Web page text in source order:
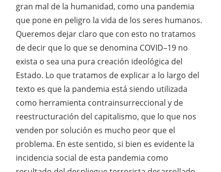
gran mal de la humanidad, como una pandemia
que pone en peligro la vida de los seres humanos.
Queremos dejar claro que con esto no tratamos
de decir que lo que se denomina COVID–19 no
exista o sea una pura creación ideológica del
Estado. Lo que tratamos de explicar a lo largo del
texto es que la pandemia está siendo utilizada
como herramienta contrainsurreccional y de
reestructuración del capitalismo, que lo que nos
venden por solución es mucho peor que el
problema. En este sentido, si bien es evidente la
incidencia social de esta pandemia como